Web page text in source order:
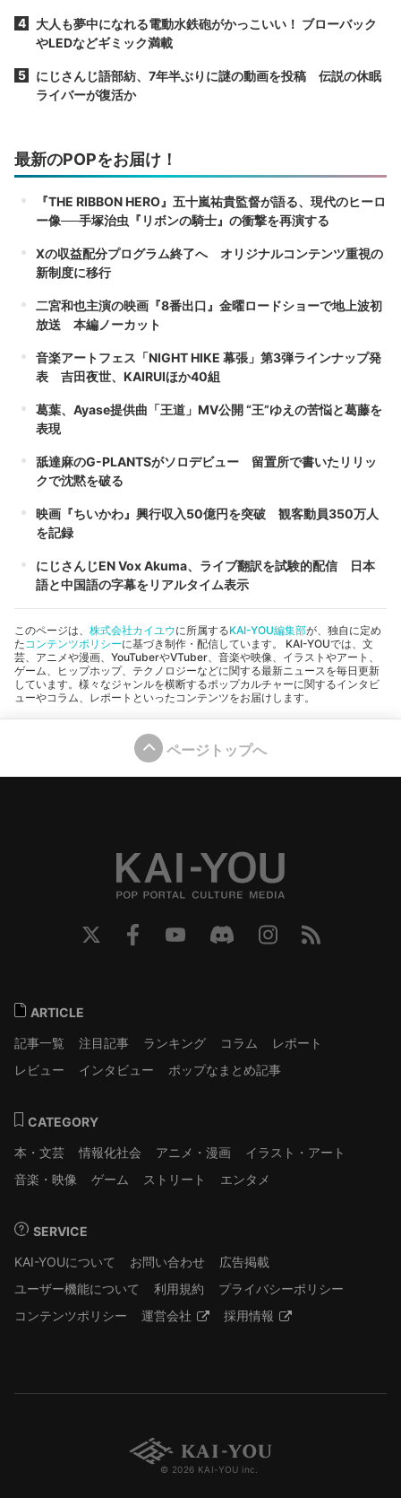
大人も夢中になれる電動水鉄砲がかっこいい！ ブローバック
やLEDなどギミック満載
にじさんじ語部紡、7年半ぶりに謎の動画を投稿 伝説の休眠
ライバーが復活か
最新のPOPをお届け！
『THE RIBBON HERO』五十嵐祐貴監督が語る、現代のヒーロ
ー像──手塚治虫『リボンの騎士』の衝撃を再演する
Xの収益配分プログラム終了へ オリジナルコンテンツ重視の
新制度に移行
二宮和也主演の映画『8番出口』金曜ロードショーで地上波初
放送 本編ノーカット
音楽アートフェス「NIGHT HIKE 幕張」第3弾ラインナップ発
表 吉田夜世、KAIRUIほか40組
葛葉、Ayase提供曲「王道」MV公開 “王”ゆえの苦悩と葛藤を
表現
舐達麻のG-PLANTSがソロデビュー 留置所で書いたリリッ
クで沈黙を破る
映画『ちいかわ』興行収入50億円を突破 観客動員350万人
を記録
にじさんじEN Vox Akuma、ライブ翻訳を試験的配信 日本
語と中国語の字幕をリアルタイム表示
このページは、 株式会社カイユウに所属するKAI-YOU編集部が、独自に定め
たコンテンツポリシーに基づき制作・配信しています。 KAI-YOUでは、文
芸、アニメや漫画、YouTuberやVTuber、音楽や映像、イラストやアート、
ゲーム、ヒップホップ、テクノロジーなどに関する最新ニュースを毎日更新
しています。様々なジャンルを横断するポップカルチャーに関するインタビ
ューやコラム、レポートといったコンテンツをお届けします。
ページトップへ
ARTICLE
記事一覧
注目記事 ランキング コラム
レポート
レビュー
インタビュー ポップなまとめ記事
CATEGORY
本・文芸
情報化社会 アニメ・漫画
イラスト・アート
音楽・映像
ゲーム ストリート エンタメ
SERVICE
KAI-YOUについて
お問い合わせ
広告掲載
ユーザー機能について
利用規約
プライバシーポリシー
コンテンツポリシー
運営会社 採用情報
© 2026 KAI-YOU inc.